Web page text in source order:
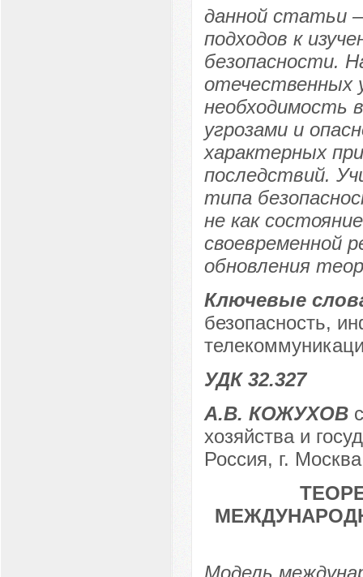
данной статьи
подходов к
безопасности.
отечественных
необходимость
угрозами и
характерных
последствий.
типа
не как
своевременной
обновления
Ключевые
безопасность,
УДК 32.327
А.В. КОЖУХОВ
хозяйства и
Россия, г. Москва